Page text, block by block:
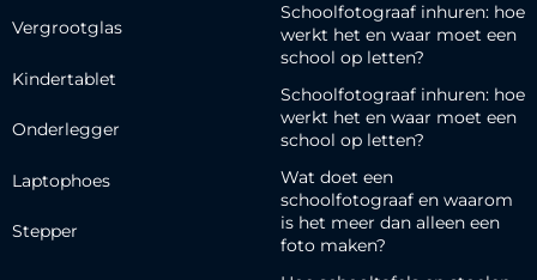
Vergrootglas
Kindertablet
Onderlegger
Laptophoes
Stepper
Schoolfotograaf inhuren: hoe
werkt het en waar moet een
school op letten?
Schoolfotograaf inhuren: hoe
werkt het en waar moet een
school op letten?
Wat doet een
schoolfotograaf en waarom
is het meer dan alleen een
foto maken?